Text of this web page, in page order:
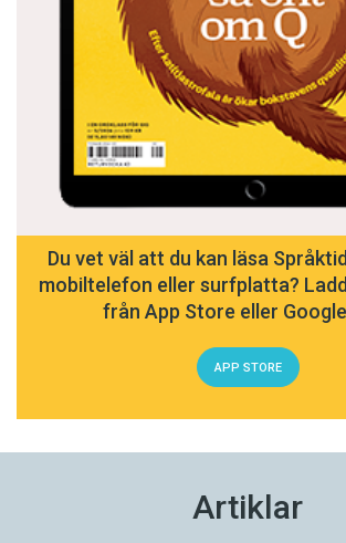
Du vet väl att du kan läsa
mobiltelefon eller surfplatta?
från App Store eller
APP STORE
Artiklar